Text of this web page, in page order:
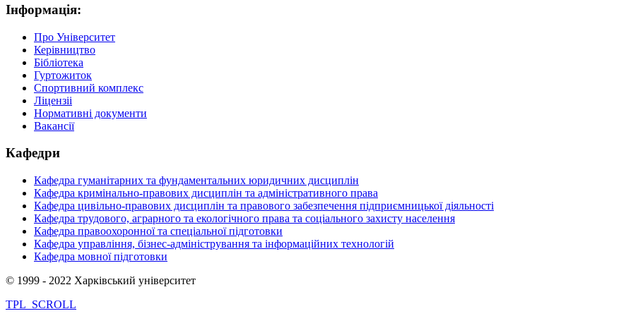
Інформація:
Про Університет
Керівництво
Бібліотека
Гуртожиток
Спортивний комплекс
Ліцензіі
Нормативні документи
Вакансії
Кафедри
Кафедра гуманітарних та фундаментальних юридичних дисциплін
Кафедра кримінально-правових дисциплін та адміністративного права
Кафедра цивільно-правових дисциплін та правового забезпечення підприємницької діяльності
Кафедра трудового, аграрного та екологічного права та соціального захисту населення
Кафедра правоохоронної та спеціальної підготовки
Кафедра управління, бізнес-адміністрування та інформаційних технологій
Кафедра мовної підготовки
© 1999 - 2022 Харківський університет
TPL_SCROLL